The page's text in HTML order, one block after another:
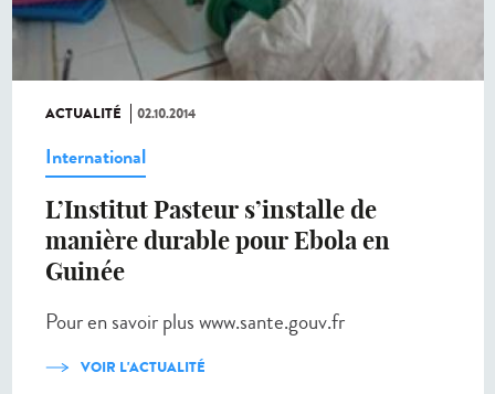
ACTUALITÉ 02.10.2014
International
L’Institut Pasteur s’installe de
manière durable pour Ebola en
Guinée
Pour en savoir plus www.sante.gouv.fr
VOIR L'ACTUALITÉ